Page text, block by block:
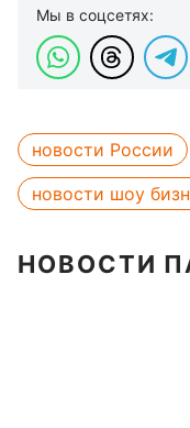
Мы в соцсетях:
новости России
новости шоу
НОВОСТИ